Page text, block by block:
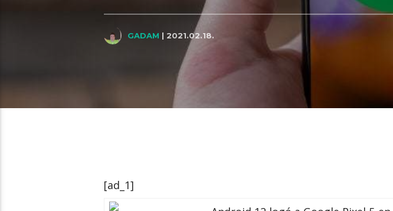
GADAM | 2021.02.18.
[ad_1]